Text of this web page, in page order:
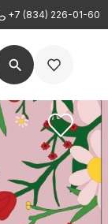
+7 (834) 226-01-60